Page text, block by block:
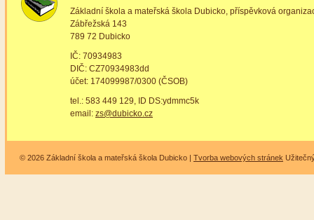
Základní škola a mateřská škola Dubicko, příspěvková
Zábřežská 143
789 72 Dubicko
IČ: 70934983
DIČ: CZ70934983dd
účet: 174099987/0300 (ČSOB)
tel.: 583 449 129, ID DS:ydmmc5k
email: zs@dubicko.cz
© 2026 Základní škola a mateřská škola Dubicko | Tvorba webových stránek